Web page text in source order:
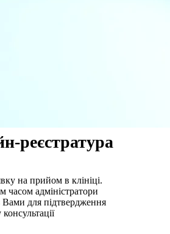
реєстратура
на прийом в клініці.
часом адмiнiстратори
Вами для пiдтвердження
консультацiï